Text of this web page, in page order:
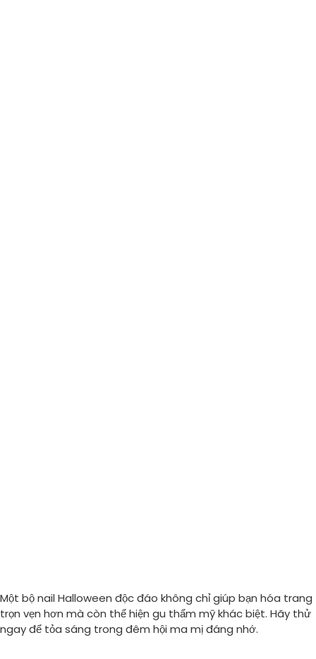
Một bộ nail Halloween độc đáo không chỉ giúp bạn hóa trang
trọn vẹn hơn mà còn thể hiện gu thẩm mỹ khác biệt. Hãy thử
ngay để tỏa sáng trong đêm hội ma mị đáng nhớ.